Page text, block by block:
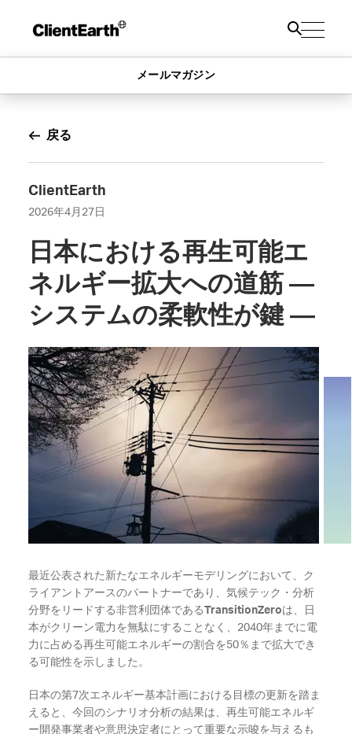
メールマガジン
ClientEarth
2026年4月27日
戻る
日本における再生可能エ
ネルギー拡大への道筋 ―
システムの柔軟性が鍵 ―
最近公表された新たなエネルギーモデリングにおいて、ク
ライアントアースのパートナーであり、気候テック・分析
分野をリードする非営利団体であるTransitionZeroは、日
本がクリーン電力を無駄にすることなく、2040年までに電
力に占める再生可能エネルギーの割合を50％まで拡大でき
る可能性を示しました。
日本の第7次エネルギー基本計画における目標の更新を踏ま
えると、今回のシナリオ分析の結果は、再生可能エネルギ
ー開発事業者や意思決定者にとって重要な示唆を与えるも